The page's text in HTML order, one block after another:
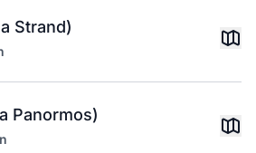
Strand)
Panormos)